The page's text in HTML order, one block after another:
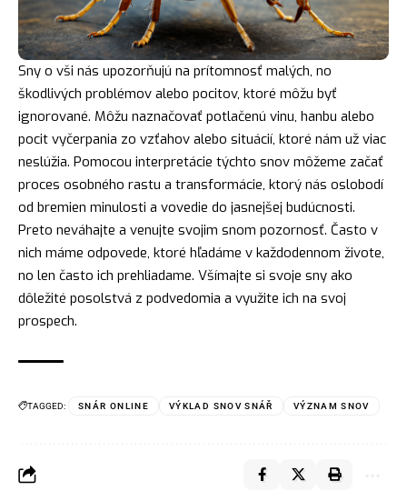
Sny o vši nás upozorňujú na prítomnosť malých, no
škodlivých problémov alebo pocitov, ktoré môžu byť
ignorované. Môžu naznačovať potlačenú vinu, hanbu alebo
pocit vyčerpania zo vzťahov alebo situácií, ktoré nám už viac
neslúžia. Pomocou interpretácie týchto snov môžeme začať
proces osobného rastu a transformácie, ktorý nás oslobodí
od bremien minulosti a vovedie do jasnejšej budúcnosti.
Preto neváhajte a venujte svojim snom pozornosť. Často v
nich máme odpovede, ktoré hľadáme v každodennom živote,
no len často ich prehliadame. Všímajte si svoje sny ako
dôležité posolstvá z podvedomia a využite ich na svoj
prospech.
TAGGED: SNÁR ONLINE VÝKLAD SNOV SNÁŘ VÝZNAM SNOV